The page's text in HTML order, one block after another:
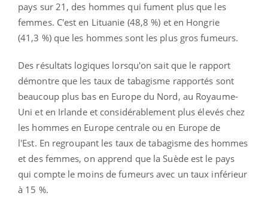
pays sur 21, des hommes qui fument plus que les
femmes. C'est en Lituanie (48,8 %) et en Hongrie
(41,3 %) que les hommes sont les plus gros fumeurs.
Des résultats logiques lorsqu'on sait que le rapport
démontre que les taux de tabagisme rapportés sont
beaucoup plus bas en Europe du Nord, au Royaume-
Uni et en Irlande et considérablement plus élevés chez
les hommes en Europe centrale ou en Europe de
l'Est. En regroupant les taux de tabagisme des hommes
et des femmes, on apprend que la Suède est le pays
qui compte le moins de fumeurs avec un taux inférieur
à 15 %.